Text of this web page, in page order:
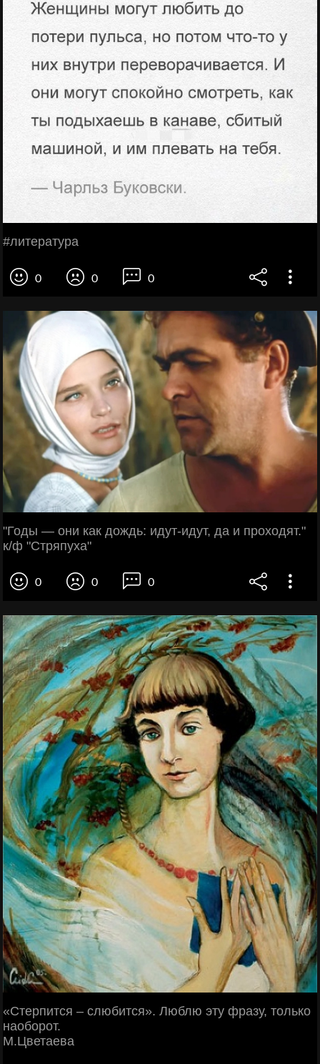
#литература
0 0 0
"Годы — они как дождь: идут-идут, да и проходят."
к/ф "Стряпуха"
0 0 0
«Стерпится – слюбится». Люблю эту фразу, только
наоборот.
М.Цветаева